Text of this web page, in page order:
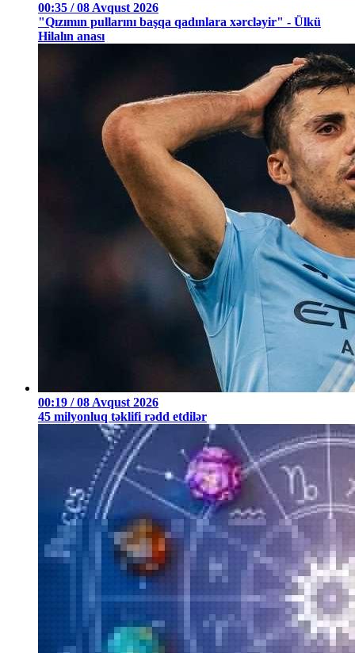
00:35 / 08 Avqust 2026
"Qızımın pullarını başqa qadınlara xərcləyir" - Ülkü
Hilalın anası
00:19 / 08 Avqust 2026
45 milyonluq təklifi rədd etdilər